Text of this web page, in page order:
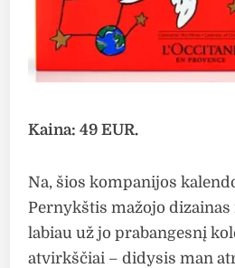
Kaina: 49 EUR.
Na, šios kompanijos
Pernykštis mažojo
labiau už jo prabangesnį
atvirkščiai – didysis man